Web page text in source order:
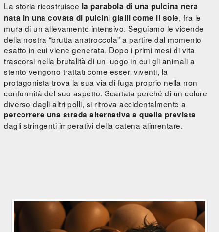
La storia ricostruisce la parabola di una pulcina nera
nata in una covata di pulcini gialli come il sole, fra le
mura di un allevamento intensivo. Seguiamo le vicende
della nostra “brutta anatroccola” a partire dal momento
esatto in cui viene generata. Dopo i primi mesi di vita
trascorsi nella brutalità di un luogo in cui gli animali a
stento vengono trattati come esseri viventi, la
protagonista trova la sua via di fuga proprio nella non
conformità del suo aspetto. Scartata perché di un colore
diverso dagli altri polli, si ritrova accidentalmente a
percorrere una strada alternativa a quella prevista
dagli stringenti imperativi della catena alimentare.